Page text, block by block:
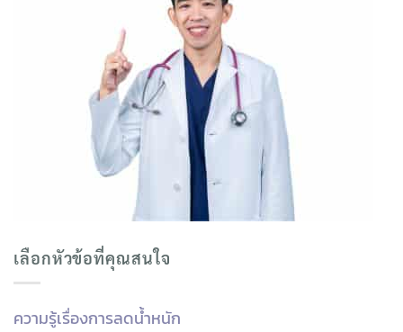
เลือกหัวข้อที่คุณสนใจ
ความรู้เรื่องการลดน้ำหนัก